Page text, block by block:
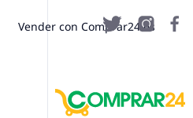
Vender con Comprar24.es